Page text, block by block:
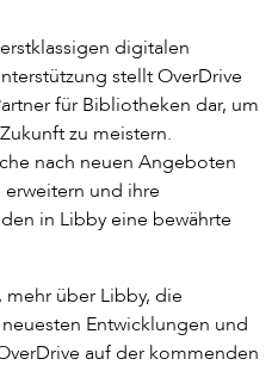
digitalen
stellt OverDrive
für Bibliotheken dar, um
zu meistern.
nach neuen Angeboten
und ihre
in Libby eine bewährte
über Libby, die
Entwicklungen und
auf der kommenden